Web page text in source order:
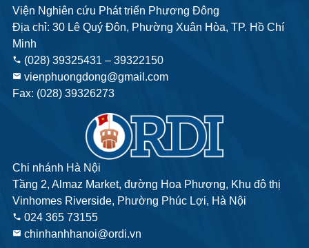
Viện Nghiên cứu Phát triển Phương Đông
Địa chỉ: 30 Lê Quý Đôn, Phường Xuân Hòa, TP. Hồ Chí
Minh
phone (028) 39325431 – 39322150
email vienphuongdong@gmail.com
Fax: (028) 39326273
Chi nhánh Hà Nội
Tầng 2, Almaz Market, đường Hoa Phượng, Khu đô thị
Vinhomes Riverside, Phường Phúc Lợi, Hà Nội
phone 024 365 73155
email chinhanhhanoi@ordi.vn